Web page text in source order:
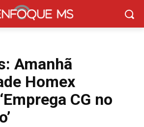
Amanhã
Homex
CG no